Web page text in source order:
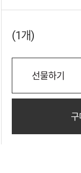
(1개)
선물하기
구